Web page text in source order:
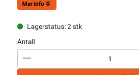
Mer info
Lagerstatus: 2 stk
Antall